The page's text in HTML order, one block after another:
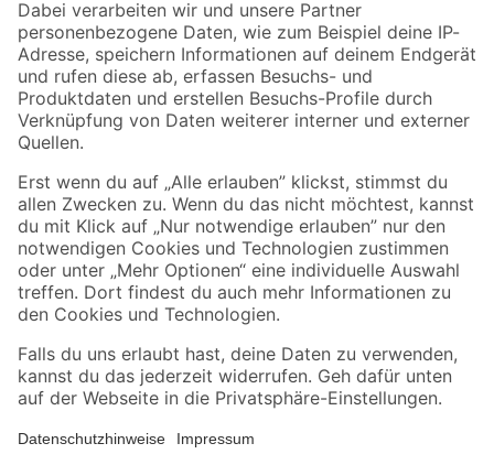
Zahlungsarten Versandarten
Sicher einkaufen
Jetzt die toom-App herunterladen
Alle Preisangaben in EUR inkl. gesetzl. MwSt.. Die dargestellten Angebote sind unter
Umständen nicht in allen Märkten verfügbar. Die angegebenen Verfügbarkeiten beziehen
Produkte nur solange der Vorrat reicht.
*Paketversand ab 59 € versandkostenfrei, gilt nicht für Artikel mit Speditionsversand, hier